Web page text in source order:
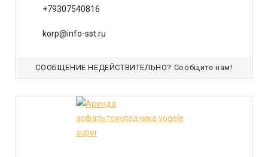
+79307540816
korp@info-sst.ru
СООБЩЕНИЕ НЕДЕЙСТВИТЕЛЬНО? Сообщите нам!